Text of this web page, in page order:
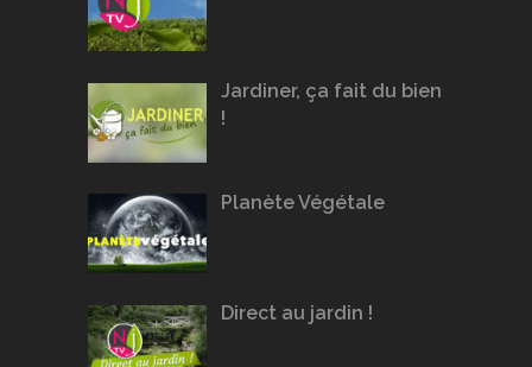
Jardiner, ça fait du bien
!
Planète Végétale
Direct au jardin !